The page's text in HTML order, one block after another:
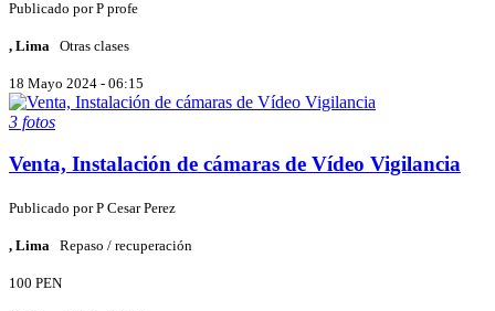
Publicado porP profe
, Lima Otras clases
18 Mayo 2024 - 06:15
3 fotos
Venta, Instalación de cámaras de Vídeo Vigilancia
Publicado porP Cesar Perez
, Lima Repaso / recuperación
100 PEN